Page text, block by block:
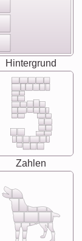
Hintergrund
Zahlen